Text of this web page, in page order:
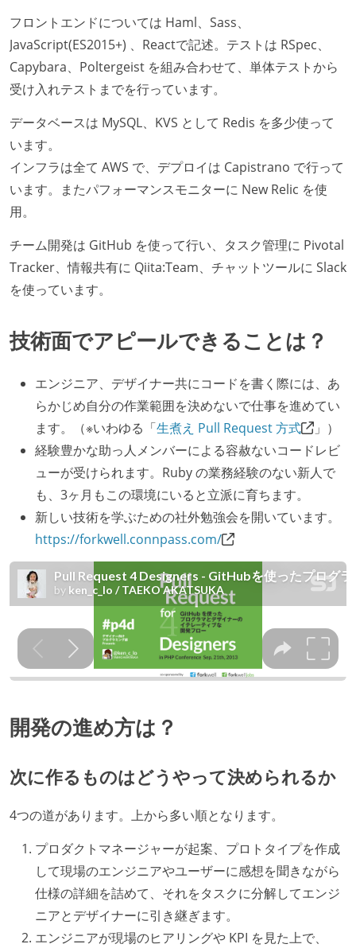
フロントエンドについては Haml、Sass、
JavaScript(ES2015+) 、Reactで記述。テストは RSpec、
Capybara、Poltergeist を組み合わせて、単体テストから
受け入れテストまでを行っています。
データベースは MySQL、KVS として Redis を多少使って
います。
インフラは全て AWS で、デプロイは Capistrano で行って
います。またパフォーマンスモニターに New Relic を使
用。
チーム開発は GitHub を使って行い、タスク管理に Pivotal
Tracker、情報共有に Qiita:Team、チャットツールに Slack
を使っています。
技術面でアピールできることは？
エンジニア、デザイナー共にコードを書く際には、あ
らかじめ自分の作業範囲を決めないで仕事を進めてい
ます。（※いわゆる「生煮え Pull Request 方式
」）
経験豊かな助っ人メンバーによる容赦ないコードレビ
ューが受けられます。Ruby の業務経験のない新人で
も、3ヶ月もこの環境にいると立派に育ちます。
新しい技術を学ぶための社外勉強会を開いています。
https://forkwell.connpass.com/
開発の進め方は？
次に作るものはどうやって決められるか
4つの道があります。上から多い順となります。
プロダクトマネージャーが起案、プロトタイプを作成
して現場のエンジニアやユーザーに感想を聞きながら
仕様の詳細を詰めて、それをタスクに分解してエンジ
ニアとデザイナーに引き継ぎます。
エンジニアが現場のヒアリングや KPI を見た上で、